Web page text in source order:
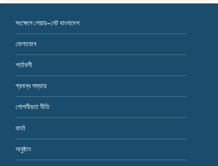
সংক্ষেপে শেয়ার-নেট বাংলাদেশ
যোগাযোগ
শর্তাবলী
প্রবন্ধ সম্ভার
গোপনীয়তা নীতি
বার্তা
অনুষ্ঠান